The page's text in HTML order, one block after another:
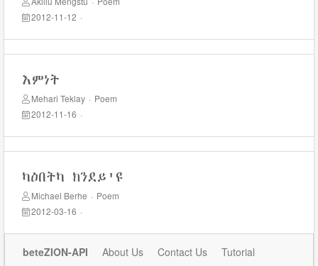
2012-11-12 ·
እምነት
Mehari Teklay · Poem
2012-11-16 ·
ካዕበትካ ክንደይ'ዩ
Michael Berhe · Poem
2012-03-16 ·
beteZION-API About Us Contact Us Tutorial